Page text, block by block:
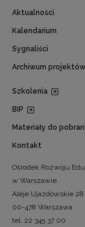
Aktualności
Kalendarium
Sygnaliści
Archiwum projektów
Szkolenia
BIP
Materiały do
Kontakt
Ośrodek Rozwoju
w Warszawie
Aleje Ujazdowskie 28
00-478 Warszawa
tel. 22 345 37 00